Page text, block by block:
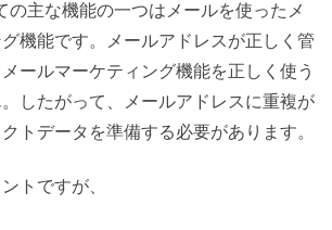
の主な機能の一つはメールを使ったメ
機能です。メールアドレスが正しく管
ールマーケティング機能を正しく使う
したがって、メールアドレスに重複が
トデータを準備する必要があります。
トですが、